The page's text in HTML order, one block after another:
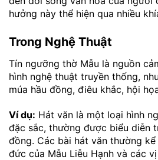
hưởng này thể hiện qua nhiều
Trong Nghệ Thuật
Tín ngưỡng thờ Mẫu là nguồn
hình nghệ thuật truyền thống,
múa hầu đồng, điêu khắc, hội
Ví dụ: Hát văn là một loại hình
đặc sắc, thường được biểu diễn
đồng. Các bài hát văn thường
đức của Mẫu Liễu Hạnh và các